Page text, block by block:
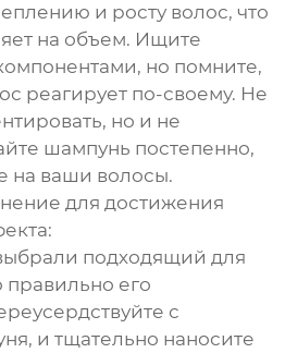
и росту волос, что
на объем. Ищите
но помните,
реагирует по-своему. Не
но и не
шампунь постепенно,
на ваши волосы.
для достижения
подходящий для
его
с
и тщательно наносите